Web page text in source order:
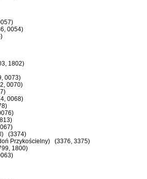
0054)
1802)
0073)
0070)
0068)
(3374)
Przykościelny) (3376, 3375)
1800)